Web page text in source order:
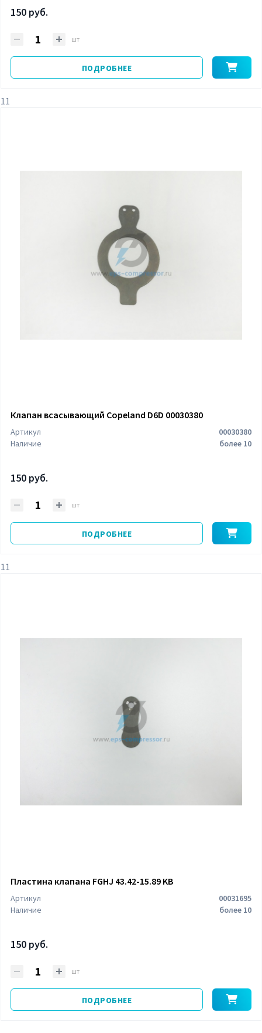
150 руб.
шт
ПОДРОБНЕЕ
11
Клапан всасывающий Copeland D6D 00030380
Артикул
00030380
Наличие
более 10
150 руб.
шт
ПОДРОБНЕЕ
11
Пластина клапана FGHJ 43.42-15.89 KB
Артикул
00031695
Наличие
более 10
150 руб.
шт
ПОДРОБНЕЕ